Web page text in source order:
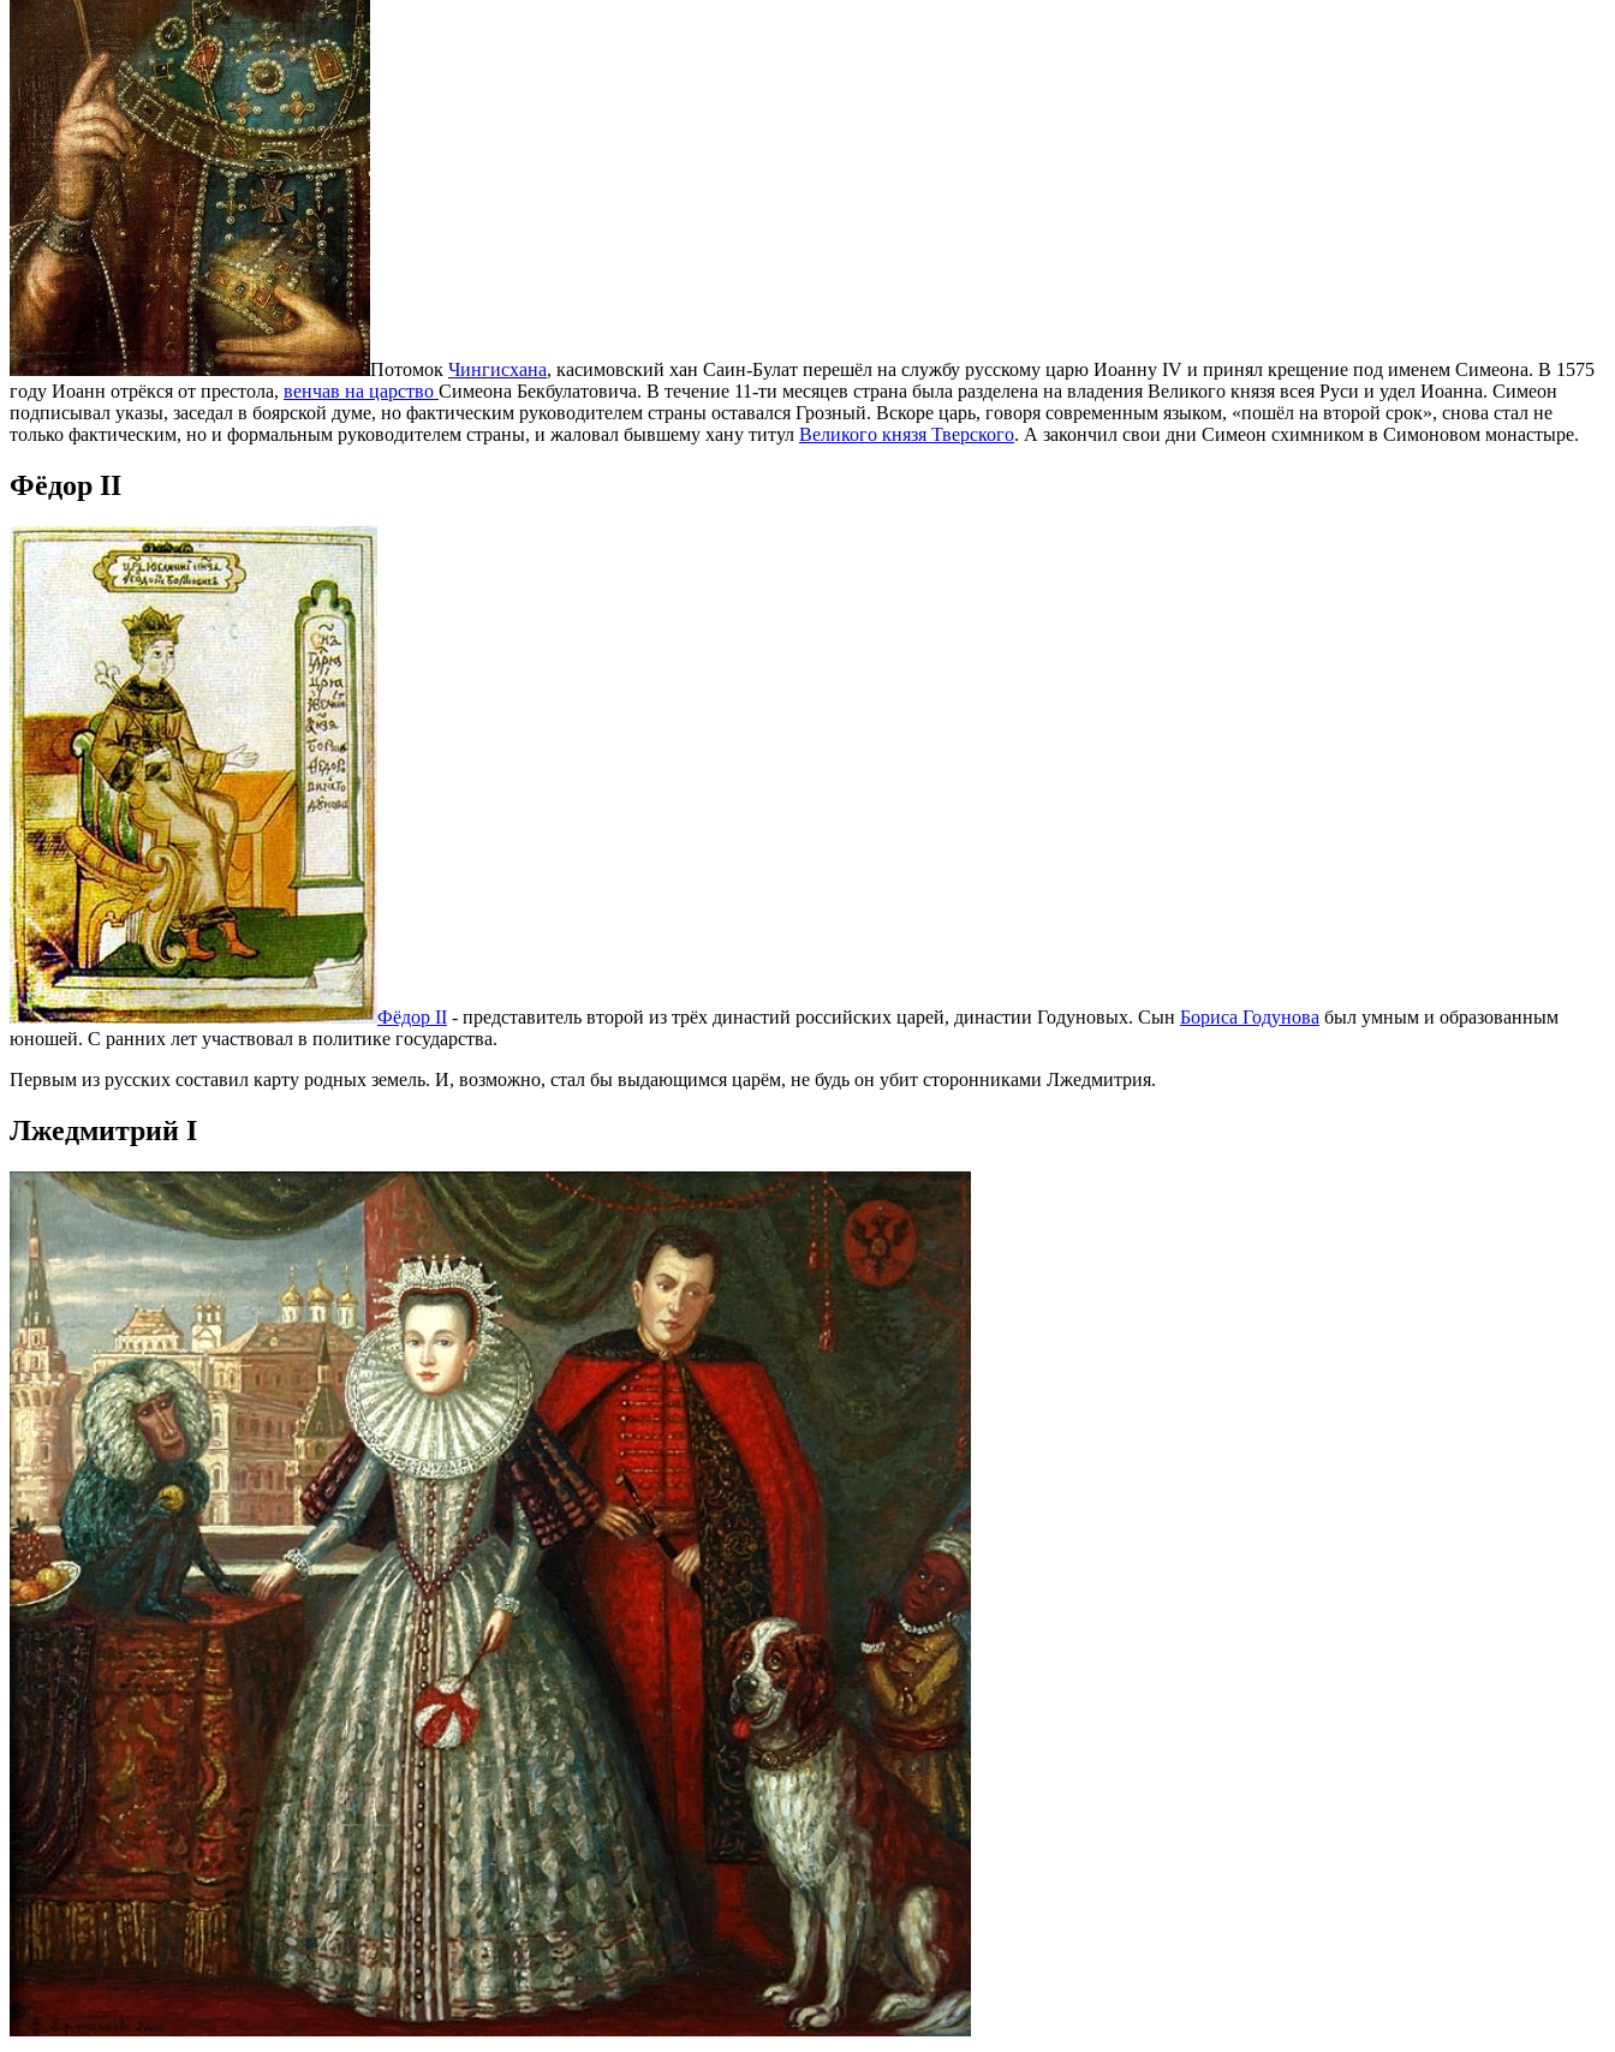
Потомок Чингисхана, касимовский хан Саин-Булат перешёл на службу русскому царю Иоанну IV и принял крещение под именем Симеона. В 1575
году Иоанн отрёкся от престола, венчав на царство Симеона Бекбулатовича. В течение 11-ти месяцев страна была разделена на владения Великого князя всея Руси и удел Иоанна. Симеон
подписывал указы, заседал в боярской думе, но фактическим руководителем страны оставался Грозный. Вскоре царь, говоря современным языком, «пошёл на второй срок», снова стал не
только фактическим, но и формальным руководителем страны, и жаловал бывшему хану титул Великого князя Тверского. А закончил свои дни Симеон схимником в Симоновом монастыре.
Фёдор II
Фёдор II - представитель второй из трёх династий российских царей, династии Годуновых. Сын Бориса Годунова был умным и образованным
юношей. С ранних лет участвовал в политике государства.
Первым из русских составил карту родных земель. И, возможно, стал бы выдающимся царём, не будь он убит сторонниками Лжедмитрия.
Лжедмитрий I